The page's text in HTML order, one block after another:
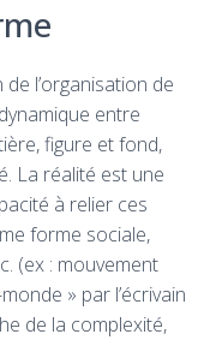
l’organisation de
entre
figure et fond,
La réalité est une
à relier ces
forme sociale,
(ex : mouvement
» par l’écrivain
de la complexité,